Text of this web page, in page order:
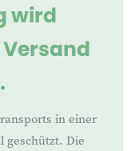
wird
in einer
geschützt. Die